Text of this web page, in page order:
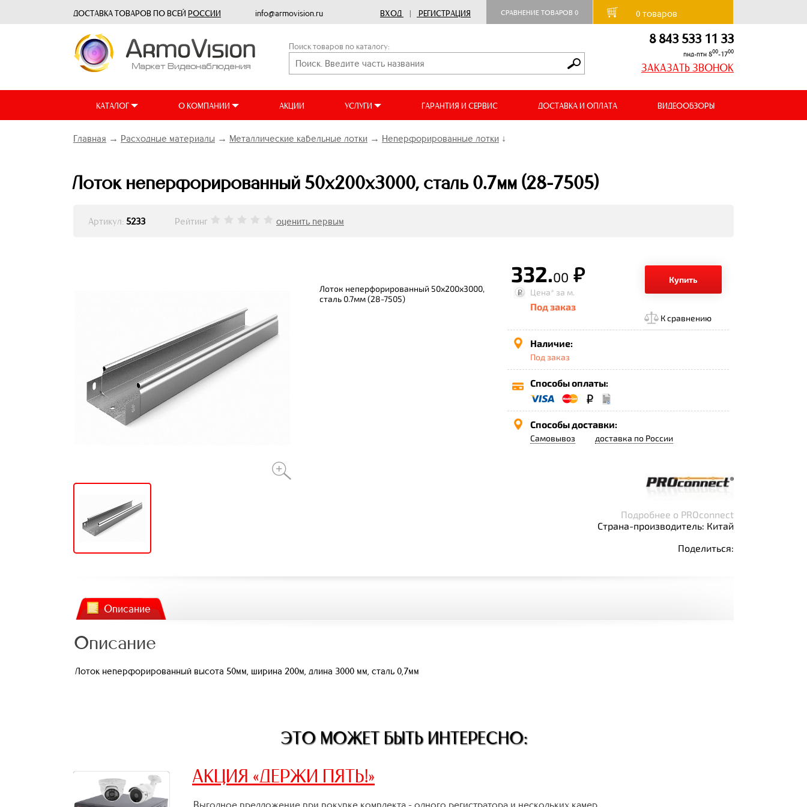
ДОСТАВКА ТОВАРОВ ПО ВСЕЙ РОССИИ info@armovision.ru ВХОД | РЕГИСТРАЦИЯ СРАВНЕНИЕ ТОВАРОВ 0 0товаров
Поиск товаров по каталогу: 8 843 533 11 33
пнд-птн 800-1700
ЗАКАЗАТЬ ЗВОНОК
КАТАЛОГ О КОМПАНИИ АКЦИИ УСЛУГИ ГАРАНТИЯ И СЕРВИС ДОСТАВКА И ОПЛАТА ВИДЕООБЗОРЫ
Главная → Расходные материалы → Металлические кабельные лотки → Неперфорированные лотки ↓
Лоток неперфорированный 50х200х3000, сталь 0.7мм (28-7505)
Артикул: 5233 Рейтинг оценить первым
Лоток неперфорированный 50х200х3000,
сталь 0.7мм (28-7505)
332.00 р.
Купить
Цена* за м.
Под заказ
К сравнению
Наличие:
Под заказ
Способы оплаты:
Способы доставки:
Самовывоз доставка по России
Подробнее о PROconnect
Страна-производитель: Китай
Поделиться:
Описание
Описание
Лоток неперфорированный высота 50мм, ширина 200м, длина 3000 мм, сталь 0,7мм
ЭТО МОЖЕТ БЫТЬ ИНТЕРЕСНО:
АКЦИЯ «ДЕРЖИ ПЯТЬ!»
Выгодное предложение при покупке комплекта - одного регистратора и нескольких камер